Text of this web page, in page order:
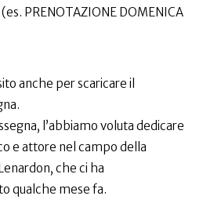
PRENOTAZIONE DOMENICA
anche per scaricare il
l’abbiamo voluta dedicare
e attore nel campo della
che ci ha
qualche mese fa.